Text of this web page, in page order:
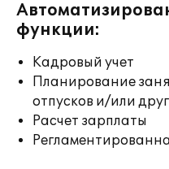
функции:
Кадровый учет
Планирование
отпусков и/или
Расчет зарплаты